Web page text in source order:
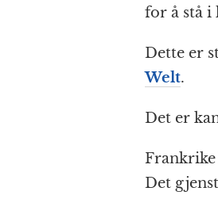
for å stå i
Dette er
Welt.
Det er
Det